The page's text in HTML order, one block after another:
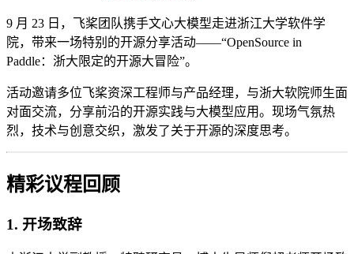
9 月 23 日，飞桨团队携手文心大模型走进浙江大学软件学
院，带来一场特别的开源分享活动——“OpenSource in
Paddle：浙大限定的开源大冒险”。
活动邀请多位飞桨资深工程师与产品经理，与浙大软院师生面
对面交流，分享前沿的开源实践与大模型应用。现场气氛热
烈，技术与创意交织，激发了关于开源的深度思考。
精彩议程回顾
1. 开场致辞